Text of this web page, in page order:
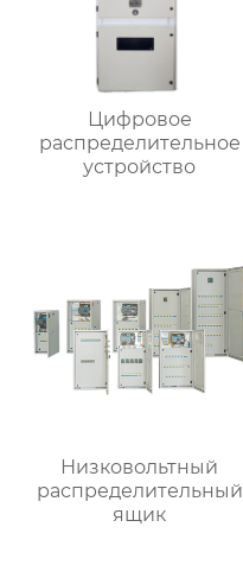
Цифровое
распределительное
устройство
Низковольтный
распределительный
ящик